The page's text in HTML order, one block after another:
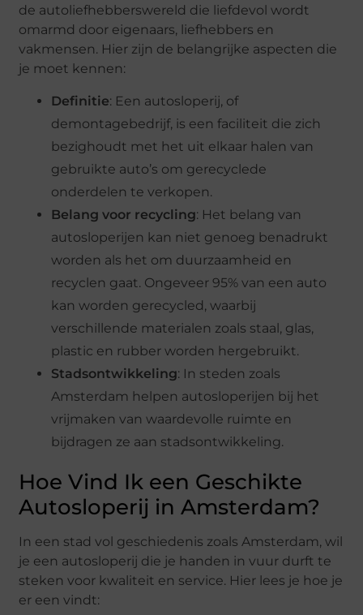
de autoliefhebberswereld die liefdevol wordt
omarmd door eigenaars, liefhebbers en
vakmensen. Hier zijn de belangrijke aspecten die
je moet kennen:
Definitie: Een autosloperij, of
demontagebedrijf, is een faciliteit die zich
bezighoudt met het uit elkaar halen van
gebruikte auto’s om gerecyclede
onderdelen te verkopen.
Belang voor recycling: Het belang van
autosloperijen kan niet genoeg benadrukt
worden als het om duurzaamheid en
recyclen gaat. Ongeveer 95% van een auto
kan worden gerecycled, waarbij
verschillende materialen zoals staal, glas,
plastic en rubber worden hergebruikt.
Stadsontwikkeling: In steden zoals
Amsterdam helpen autosloperijen bij het
vrijmaken van waardevolle ruimte en
bijdragen ze aan stadsontwikkeling.
Hoe Vind Ik een Geschikte
Autosloperij in Amsterdam?
In een stad vol geschiedenis zoals Amsterdam, wil
je een autosloperij die je handen in vuur durft te
steken voor kwaliteit en service. Hier lees je hoe je
er een vindt: